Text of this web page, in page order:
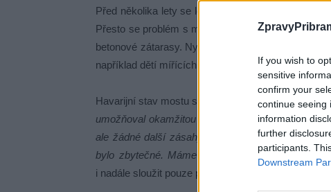
If you wish to
sensitive
confirm your
continue seeing
information
further
participants.
Downstream
Před několika lety se lokalita proměnila v park
Přesto se problém s mostem zhoršoval – díra se
betonové zátarasy. Nyní přibyl i betonový kryt,
například dětí mířících do parku.
Havarijní stav mostu si uvědomuje i vedení města.
umožňoval okamžitou opravu. Otvor jsme
ale žádné další zásahy nechystáme. Most nemá
bylo zbytečné. Máme důležitější projekty,“uvedl
i nadále sloužit pouze pěším.